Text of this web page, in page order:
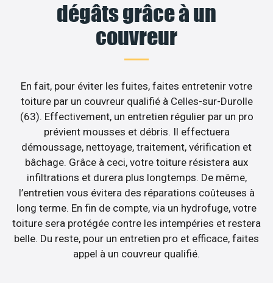
dégâts grâce à un
couvreur
En fait, pour éviter les fuites, faites entretenir votre
toiture par un couvreur qualifié à Celles-sur-Durolle
(63). Effectivement, un entretien régulier par un pro
prévient mousses et débris. Il effectuera
démoussage, nettoyage, traitement, vérification et
bâchage. Grâce à ceci, votre toiture résistera aux
infiltrations et durera plus longtemps. De même,
l’entretien vous évitera des réparations coûteuses à
long terme. En fin de compte, via un hydrofuge, votre
toiture sera protégée contre les intempéries et restera
belle. Du reste, pour un entretien pro et efficace, faites
appel à un couvreur qualifié.